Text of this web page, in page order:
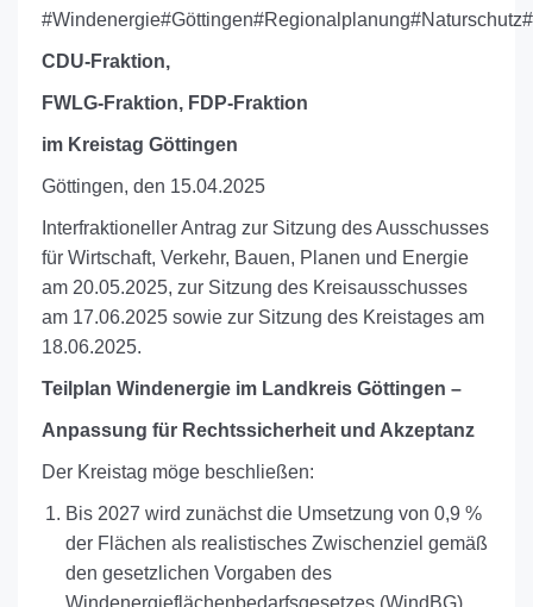
#Windenergie#Göttingen#Regionalplanung#Naturschutz
CDU-Fraktion,
FWLG-Fraktion, FDP-Fraktion
im Kreistag Göttingen
Göttingen, den 15.04.2025
Interfraktioneller Antrag zur Sitzung des Ausschusses
für Wirtschaft, Verkehr, Bauen, Planen und Energie
am 20.05.2025, zur Sitzung des Kreisausschusses
am 17.06.2025 sowie zur Sitzung des Kreistages am
18.06.2025.
Teilplan Windenergie im Landkreis Göttingen –
Anpassung für Rechtssicherheit und Akzeptanz
Der Kreistag möge beschließen:
Bis 2027 wird zunächst die Umsetzung von 0,9 %
der Flächen als realistisches Zwischenziel gemäß
den gesetzlichen Vorgaben des